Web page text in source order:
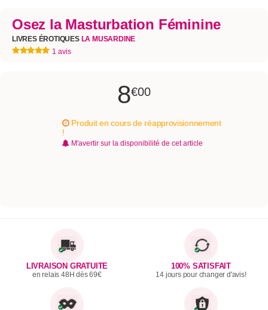
Osez la Masturbation Féminine
LIVRES ÉROTIQUES LA MUSARDINE
1 avis
8€00
Produit en cours de réapprovisionnement
!
M'avertir sur la disponibilité de cet article
LIVRAISON GRATUITE
en relais 48H dès 69€
100% SATISFAIT
14 jours pour changer d'avis!